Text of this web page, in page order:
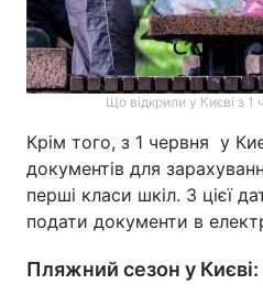
Що відкрили у Києві з
Крім того, з 1 червня у
документів для
перші класи шкіл. З цієї
подати документи в
Пляжний сезон у